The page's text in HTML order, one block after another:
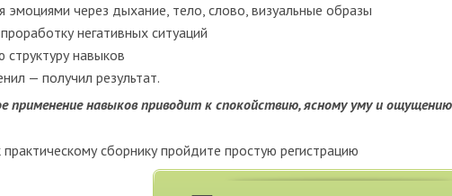
эмоциями через дыхание, тело, слово, визуальные образы
негативных ситуаций
структуру навыков
— получил результат.
применение навыков приводит к спокойствию, ясному уму и
сборнику пройдите простую регистрацию